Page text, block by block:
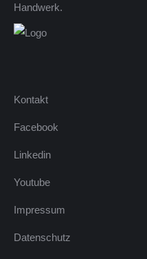
Handwerk.
Kontakt
Facebook
Linkedin
Youtube
Impressum
Datenschutz